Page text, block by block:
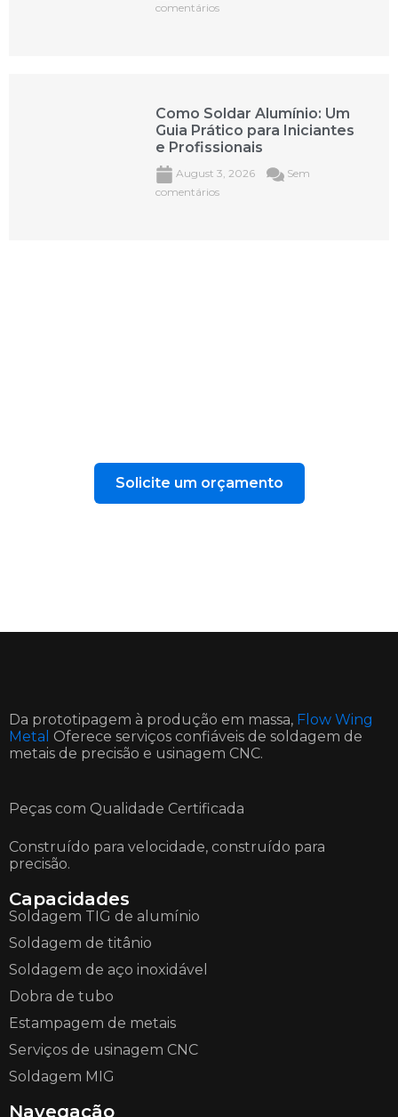
comentários
Como Soldar Alumínio: Um
Guia Prático para Iniciantes
e Profissionais
August 3, 2026
Sem
comentários
Solicite um orçamento
Da prototipagem à produção em massa, Flow Wing
Metal Oferece serviços confiáveis de soldagem de
metais de precisão e usinagem CNC.
Peças com Qualidade Certificada
Construído para velocidade, construído para
precisão.
Capacidades
Soldagem TIG de alumínio
Soldagem de titânio
Soldagem de aço inoxidável
Dobra de tubo
Estampagem de metais
Serviços de usinagem CNC
Soldagem MIG
Navegação